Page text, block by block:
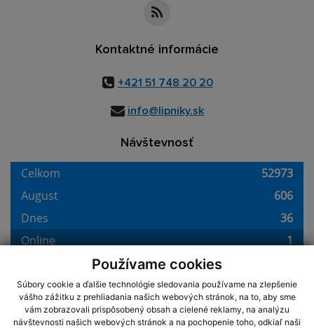
Používame cookies
Súbory cookie a ďalšie technológie sledovania používame na zlepšenie
vášho zážitku z prehliadania našich webových stránok, na to, aby sme
vám zobrazovali prispôsobený obsah a cielené reklamy, na analýzu
návštevnosti našich webových stránok a na pochopenie toho, odkiaľ naši
Kontaktné informácie
+421 51 748 20 20
info@lipniky.sk
Návštevnosť
využite možnosť získavania aktuálnych informácií s využitím RSS
CMS systém (redakčný) systém ECHELON 2,Mapa stránok,web portál